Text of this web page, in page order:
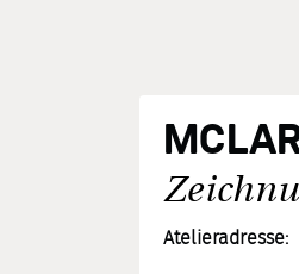
Atelieradresse: